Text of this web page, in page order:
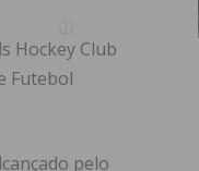
Hockey Club
Futebol
pelo